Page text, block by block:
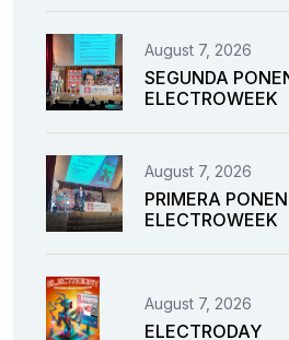
August 7, 2026
SEGUNDA
ELECTROWEEK
August 7, 2026
PRIMERA
ELECTROWEEK
August 7, 2026
ELECTRODAY